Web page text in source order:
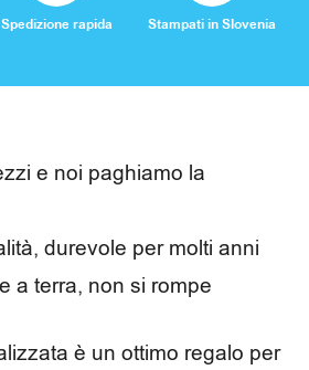
Spedizione rapida Stampati in Slovenia
e noi paghiamo la
durevole per molti anni
a terra, non si rompe
è un ottimo regalo per